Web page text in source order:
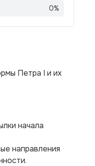
0%
Петра I и их
начала
направления